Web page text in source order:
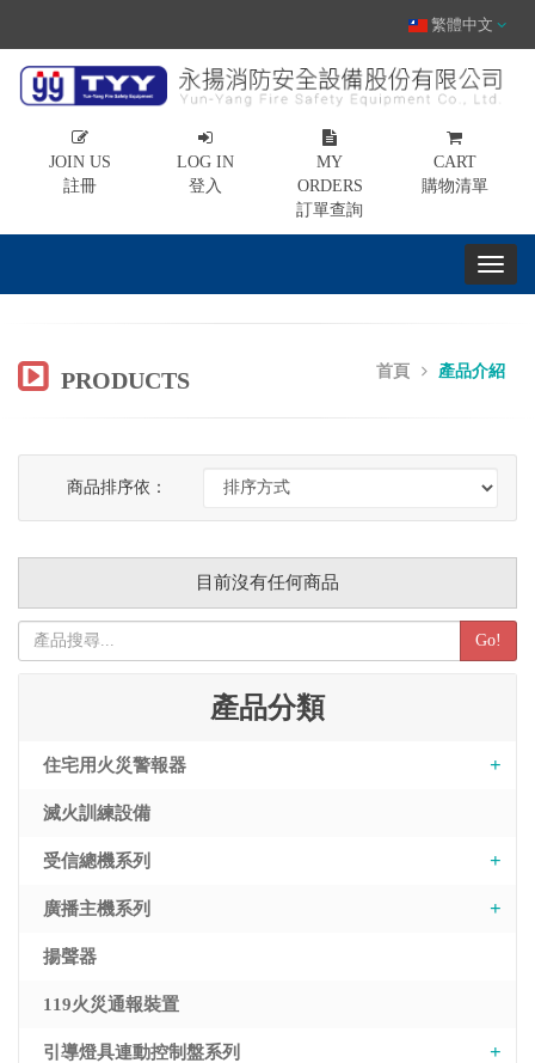
繁體中文
JOIN US
註冊
LOG IN
登入
MY
ORDERS
訂單查詢
CART
購物清單
首頁 產品介紹
PRODUCTS
Go!
產品分類
住宅用火災警報器
滅火訓練設備
受信總機系列
廣播主機系列
揚聲器
119火災通報裝置
引導燈具連動控制盤系列
商品排序依：
目前沒有任何商品